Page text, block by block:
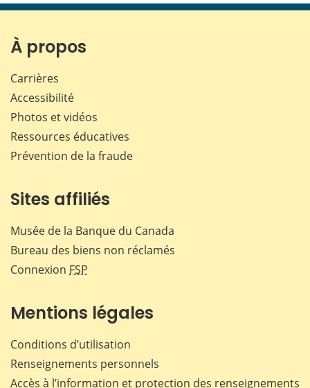
page page page page
À propos
Carrières
Accessibilité
Photos et vidéos
Ressources éducatives
Prévention de la fraude
Sites affiliés
Musée de la Banque du Canada
Bureau des biens non réclamés
Connexion FSP
Mentions légales
Conditions d’utilisation
Renseignements personnels
Accès à l’information et protection des renseignements